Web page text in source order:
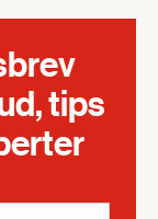
tips